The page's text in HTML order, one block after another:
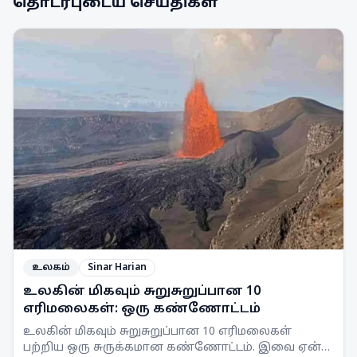
உலகம் Sinar Harian
உலகின் மிகவும் சுறுசுறுப்பான 10
எரிமலைகள்: ஒரு கண்ணோட்டம்
உலகின் மிகவும் சுறுசுறுப்பான 10 எரிமலைகள்
பற்றிய ஒரு சுருக்கமான கண்ணோட்டம். இவை ஏன்